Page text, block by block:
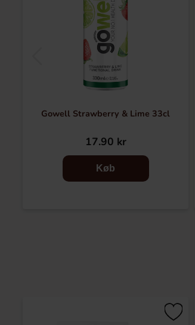
Gowell Strawberry & Lime 33cl
17.90 kr
Køb